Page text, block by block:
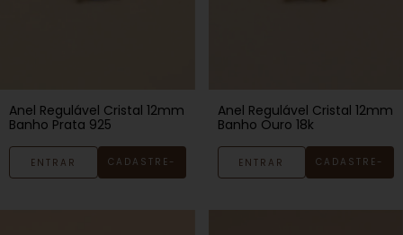
Anel Regulável Cristal 12mm
Banho Prata 925
ENTRAR CADASTRE-
Anel Regulável Cristal 12mm
Banho Ouro 18k
ENTRAR CADASTRE-